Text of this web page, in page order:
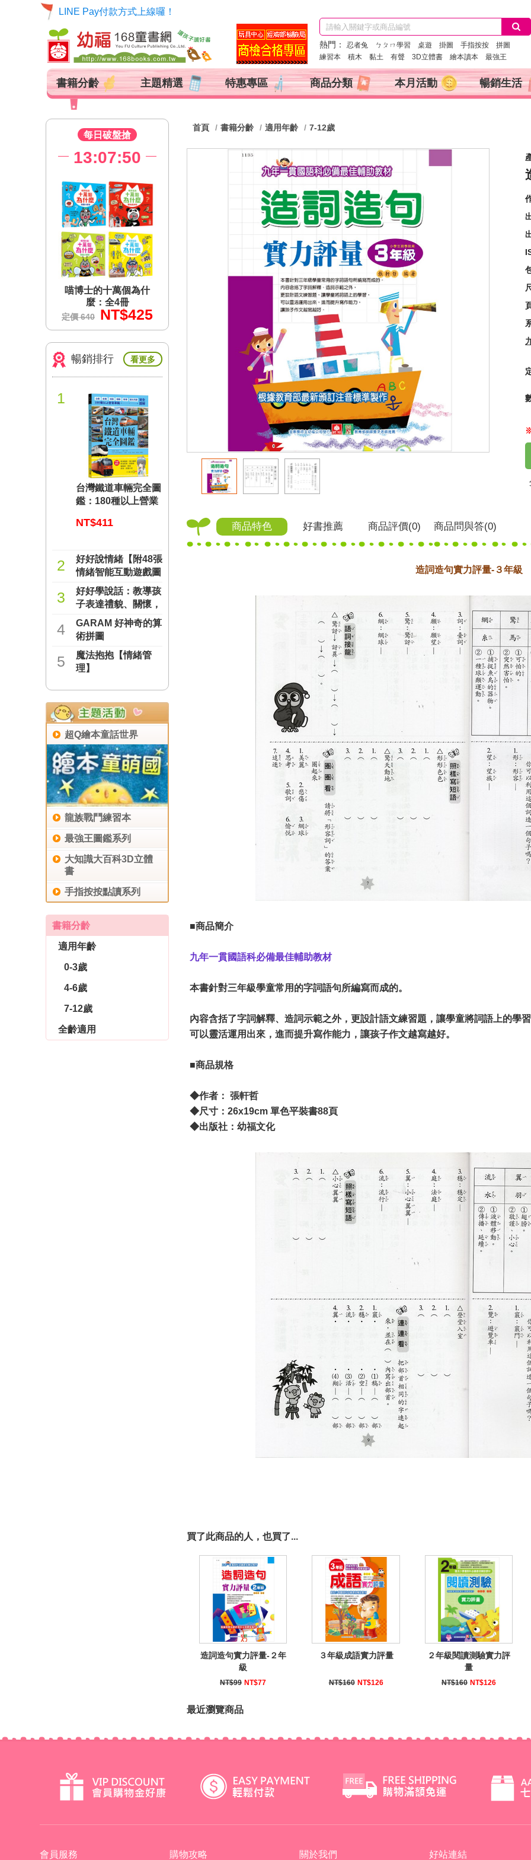
熱門： 忍者兔 ㄅㄆㄇ學習 桌遊 掛圖 手指按按 拼圖
練習本 積木 黏土 有聲 3D立體書 繪本讀本 最強王
LINE Pay付款方式上線囉！
書籍分齡 主題精選 特惠專區 商品分類 本月活動 暢銷生活
每日破盤搶
13:07:49
喵博士的十萬個為什
麼：全4冊
定價 640 NT$425
暢銷排行 看更多
1
台灣鐵道車輛完全圖
鑑：180種以上營業
NT$411
2
好好說情緒【附48張
情緒智能互動遊戲圖
卡】
NT$277
3
好好學說話：教導孩
子表達禮貌、關懷，
避免衝突的溝通方法
（附18張好人緣互動
遊戲圖卡）
NT$237
4
GARAM 好神奇的算
術拼圖
NT$221
5
魔法抱抱【情緒管
理】
NT$221
超Q繪本童話世界
龍族戰鬥練習本
最強王圖鑑系列
大知識大百科3D立體
書
手指按按點讀系列
書籍分齡
適用年齡
0-3歲
4-6歲
7-12歲
全齡適用
首頁 書籍分齡 適用年齡 7-12歲
商品特色 好書推薦 商品評價(0) 商品問與答(0)
造詞造句實力評量-３年級
■商品簡介
九年一貫國語科必備最佳輔助教材
本書針對三年級學童常用的字詞語句所編寫而成的。
內容含括了字詞解釋、造詞示範之外，更設計語文練習題，讓學童將詞語上的學
可以靈活運用出來，進而提升寫作能力，讓孩子作文越寫越好。
■商品規格
◆作者： 張軒哲​
​◆尺寸：26x19cm 單色平裝書88頁
◆出版社：幼福文化
買了此商品的人，也買了...
造詞造句實力評量-２年
級
NT$99 NT$77
３年級成語實力評量
NT$160 NT$126
２年級閱讀測驗實力評
量
NT$160 NT$126
最近瀏覽商品
會員服務 購物攻略 關於我們 好站連結